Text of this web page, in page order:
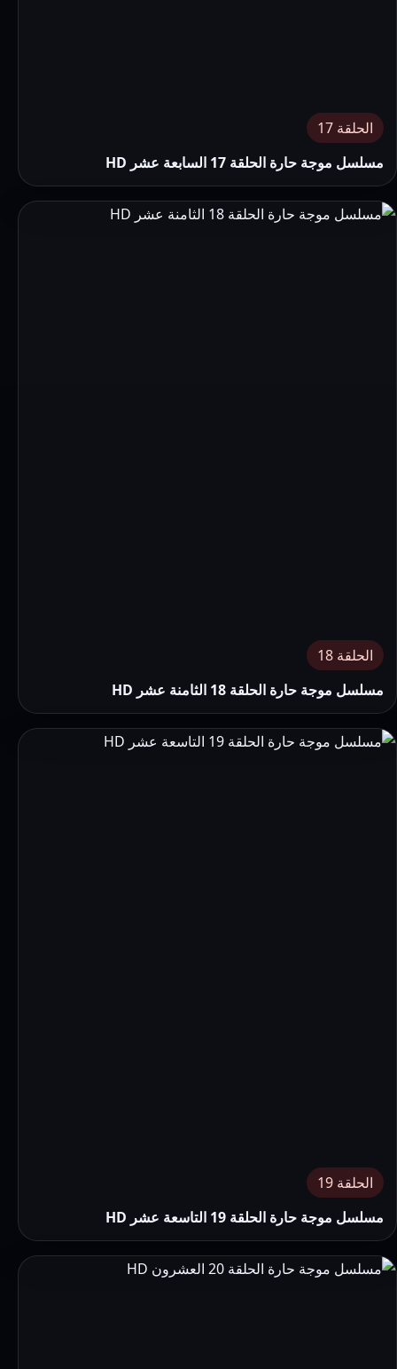
الحلقة 17
مسلسل موجة حارة الحلقة 17 السابعة عشر HD
الحلقة 18
مسلسل موجة حارة الحلقة 18 الثامنة عشر HD
الحلقة 19
مسلسل موجة حارة الحلقة 19 التاسعة عشر HD